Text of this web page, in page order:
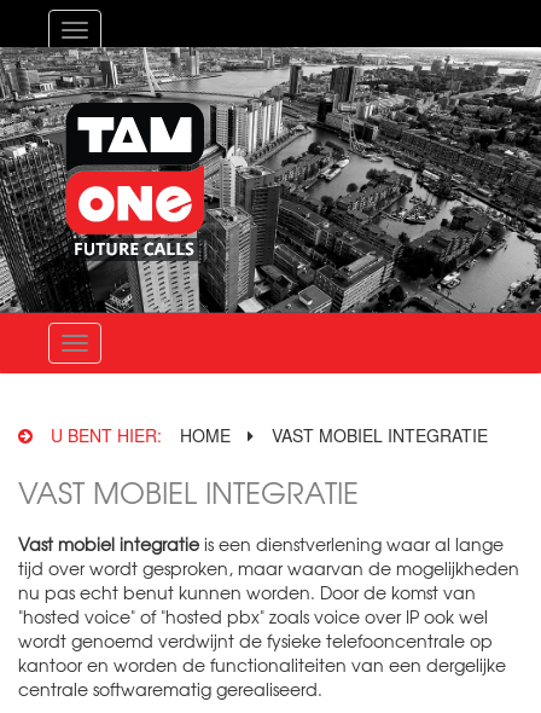
Toggle
navigation
Toggle
navigation
U BENT HIER: HOME VAST MOBIEL INTEGRATIE
VAST MOBIEL INTEGRATIE
Vast mobiel integratie is een dienstverlening waar al lange
tijd over wordt gesproken, maar waarvan de mogelijkheden
nu pas echt benut kunnen worden. Door de komst van
"hosted voice" of "hosted pbx" zoals voice over IP ook wel
wordt genoemd verdwijnt de fysieke telefooncentrale op
kantoor en worden de functionaliteiten van een dergelijke
centrale softwarematig gerealiseerd.